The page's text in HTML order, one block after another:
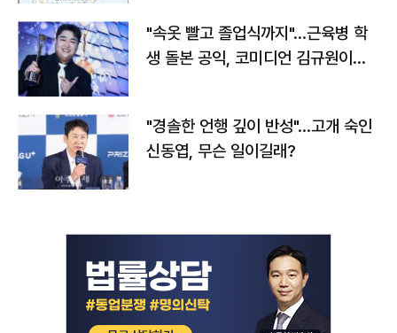
"속옷 빨고 졸업식까지"…근육병 학
생 돌본 공익, 코미디언 김규원이었
"경솔한 언행 깊이 반성"…고개 숙인
신동엽, 무슨 일이길래?